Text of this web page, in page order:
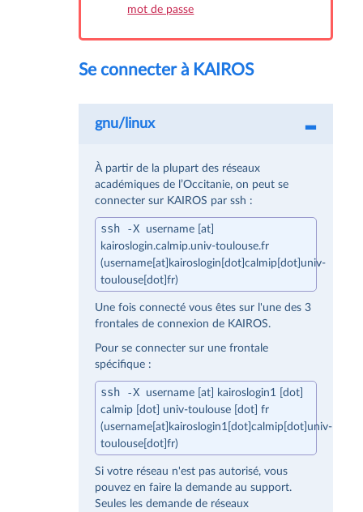
mot de passe
Se connecter à KAIROS
gnu/linux
À partir de la plupart des réseaux
académiques de l’Occitanie, on peut se
connecter sur KAIROS par ssh :
ssh -X username [at]
kairoslogin.calmip.univ-toulouse.fr
(username[at]kairoslogin[dot]calmip[dot]univ-
toulouse[dot]fr)
Une fois connecté vous êtes sur l'une des 3
frontales de connexion de KAIROS.
Pour se connecter sur une frontale
spécifique :
ssh -X username [at] kairoslogin1 [dot]
calmip [dot] univ-toulouse [dot]fr
(username[at]kairoslogin1[dot]calmip[dot]univ-
toulouse[dot]fr)
Si votre réseau n'est pas autorisé, vous
pouvez en faire la demande au support.
Seules les demande de réseaux